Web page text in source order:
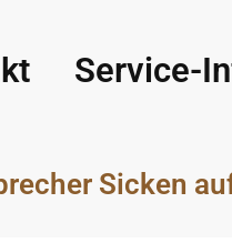
Service-
Sicken